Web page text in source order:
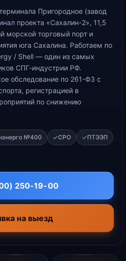
Пригородное (завод
проекта «Сахалин-2», 11,5
морской торговый порт и
юга Сахалина. Работаем по
/ Shell — один из самых
СПГ-индустрии РФ.
обследование по 261-ФЗ с
регистрацией в
по снижению
№400 СРО ПТЭЭП
250-19-00
на выезд